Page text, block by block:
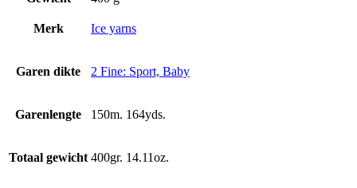
Merk Ice yarns
Garen dikte 2 Fine: Sport, Baby
Garenlengte 150m. 164yds.
Totaal gewicht 400gr. 14.11oz.